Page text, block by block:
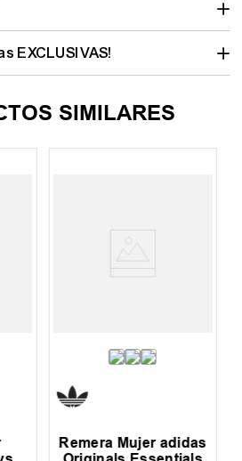
EXCLUSIVAS!
SIMILARES
Remera Mujer adidas